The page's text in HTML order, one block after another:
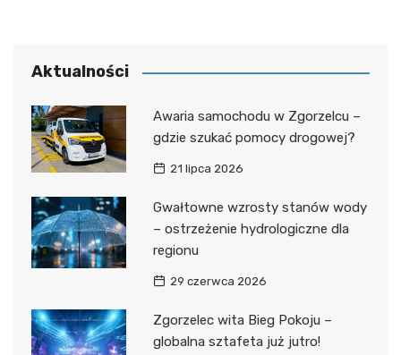
Aktualności
Awaria samochodu w Zgorzelcu –
gdzie szukać pomocy drogowej?
21 lipca 2026
Gwałtowne wzrosty stanów wody
– ostrzeżenie hydrologiczne dla
regionu
29 czerwca 2026
Zgorzelec wita Bieg Pokoju –
globalna sztafeta już jutro!